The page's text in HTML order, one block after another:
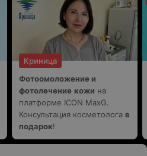
Криница
Фотоомоложение и
фотолечение кожи на
платформе ICON MaxG.
Консультация косметолога в
подарок!